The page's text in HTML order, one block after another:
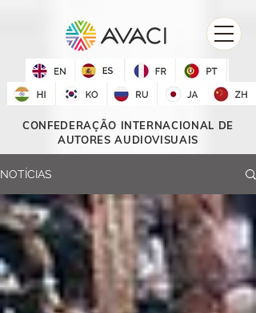
CONFEDERAÇÃO INTERNACIONAL DE
AUTORES AUDIOVISUAIS
NOTÍCIAS